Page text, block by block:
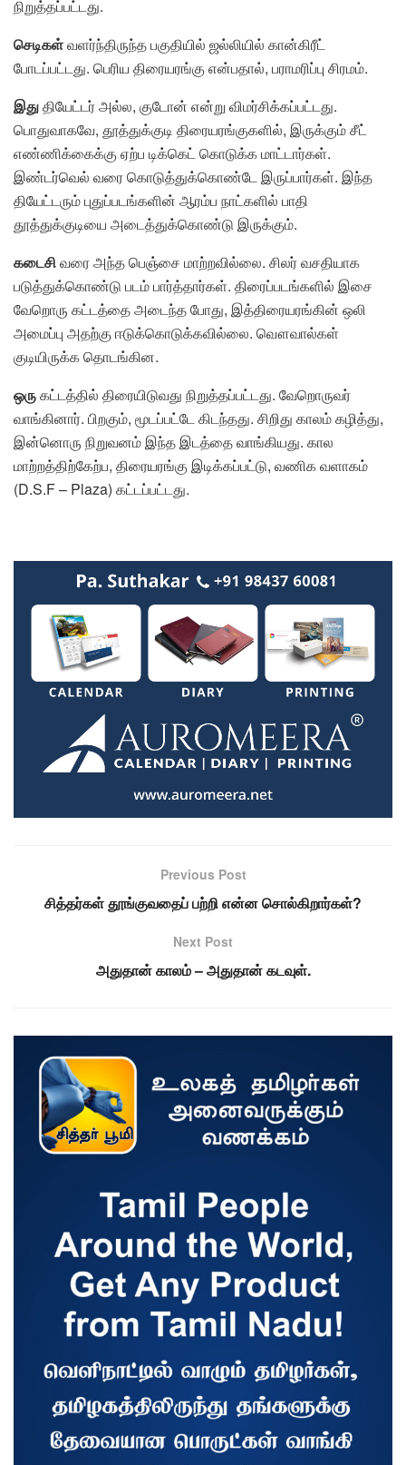
நிறுத்தப்பட்டது.
செடிகள்வளர்ந்திருந்த பகுதியில் ஜல்லியில் கான்கிரீட்
போடப்பட்டது. பெரிய திரையரங்கு என்பதால், பராமரிப்பு சிரமம்.
இதுதியேட்டர் அல்ல, குடோன் என்று விமர்சிக்கப்பட்டது.
பொதுவாகவே, தூத்துக்குடி திரையரங்குகளில், இருக்கும் சீட்
எண்ணிக்கைக்கு ஏற்ப டிக்கெட் கொடுக்க மாட்டார்கள்.
இண்டர்வெல் வரை கொடுத்துக்கொண்டே இருப்பார்கள். இந்த
தியேட்டரும் புதுப்படங்களின் ஆரம்ப நாட்களில் பாதி
தூத்துக்குடியை அடைத்துக்கொண்டு இருக்கும்.
கடைசிவரை அந்த பெஞ்சை மாற்றவில்லை. சிலர் வசதியாக
படுத்துக்கொண்டு படம் பார்த்தார்கள். திரைப்படங்களில் இசை
வேறொரு கட்டத்தை அடைந்த போது, இத்திரையரங்கின் ஒலி
அமைப்பு அதற்கு ஈடுக்கொடுக்கவில்லை. வௌவால்கள்
குடியிருக்க தொடங்கின.
ஒருகட்டத்தில் திரையிடுவது நிறுத்தப்பட்டது. வேறொருவர்
வாங்கினார். பிறகும், மூடப்பட்டே கிடந்தது. சிறிது காலம் கழித்து,
இன்னொரு நிறுவனம் இந்த இடத்தை வாங்கியது. கால
மாற்றத்திற்கேற்ப, திரையரங்கு இடிக்கப்பட்டு, வணிக வளாகம்
(D.S.F – Plaza) கட்டப்பட்டது.
Previous Post
சித்தர்கள் தூங்குவதைப் பற்றி என்ன சொல்கிறார்கள்?
Next Post
அதுதான் காலம் – அதுதான் கடவுள்.